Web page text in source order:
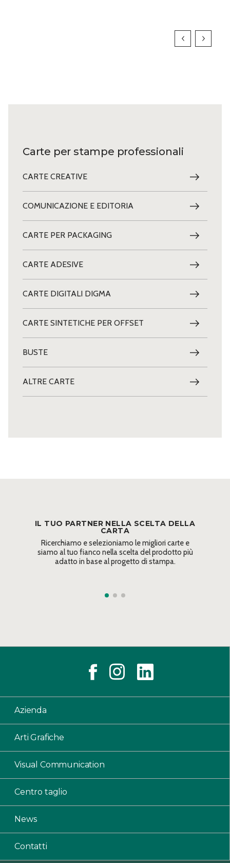
Carte per stampe professionali
CARTE CREATIVE
COMUNICAZIONE E EDITORIA
CARTE PER PACKAGING
CARTE ADESIVE
CARTE DIGITALI DIGMA
CARTE SINTETICHE PER OFFSET
BUSTE
ALTRE CARTE
IL TUO PARTNER NELLA SCELTA DELLA
CARTA
Ricerchiamo e selezioniamo le migliori carte e
siamo al tuo fianco nella scelta del prodotto più
adatto in base al progetto di stampa.
Azienda
Arti Grafiche
Visual Communication
Centro taglio
News
Contatti